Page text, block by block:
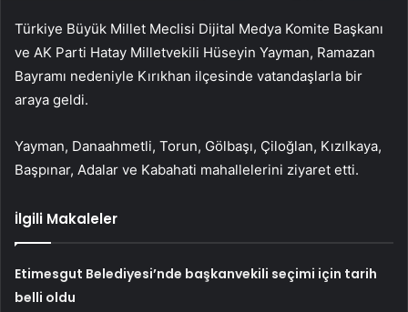
Türkiye Büyük Millet Meclisi Dijital Medya Komite Başkanı
ve AK Parti Hatay Milletvekili Hüseyin Yayman, Ramazan
Bayramı nedeniyle Kırıkhan ilçesinde vatandaşlarla bir
araya geldi.
Yayman, Danaahmetli, Torun, Gölbaşı, Çiloğlan, Kızılkaya,
Başpınar, Adalar ve Kabahati mahallelerini ziyaret etti.
İlgili Makaleler
Etimesgut Belediyesi’nde başkanvekili seçimi için tarih
belli oldu